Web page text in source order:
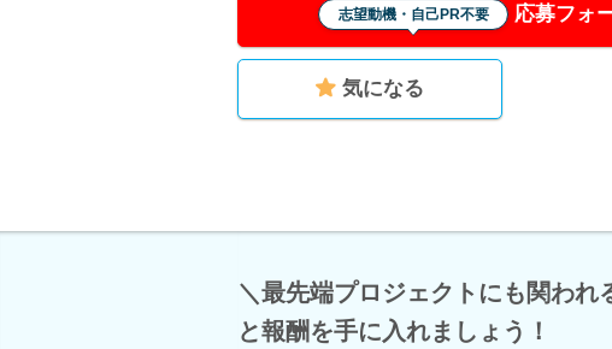
志望動機・自己PR不要 応募フォ
気になる
＼最先端プロジェクトにも関わ
と報酬を手に入れましょう！